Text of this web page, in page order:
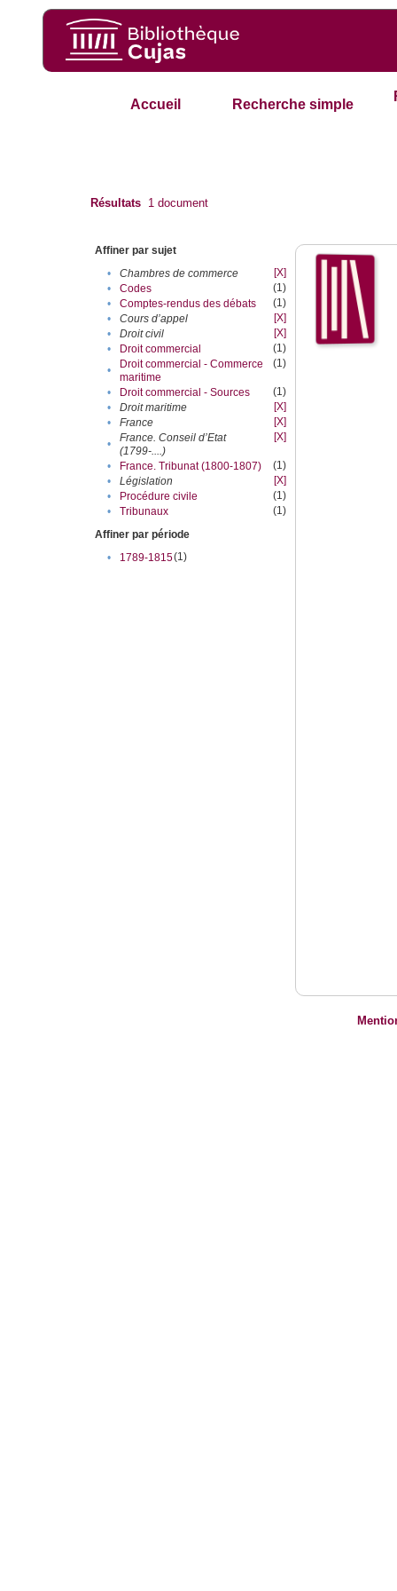
Accueil Recherche simple
Résultats 1 document
Affiner par sujet
•
Chambres de commerce
[X]
•
Codes
(1)
•
Comptes-rendus des débats
(1)
•
Cours d’appel
[X]
•
Droit civil
[X]
•
Droit commercial
(1)
•
Droit commercial - Commerce
maritime
(1)
• Droit commercial - Sources
(1)
•
Droit maritime
[X]
•
France
[X]
•
France. Conseil d’Etat
(1799-....)
[X]
• France. Tribunat (1800-1807)
(1)
•
Législation
[X]
•
Procédure civile
(1)
•
Tribunaux
(1)
Affiner par période
•
1789-1815(1)